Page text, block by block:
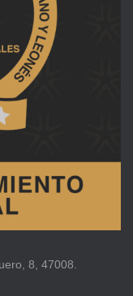
8, 47008.